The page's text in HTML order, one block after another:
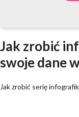
Jak zrobić
swoje dane
Jak zrobić serię